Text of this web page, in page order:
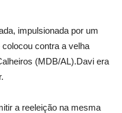
impulsionada por um
contra a velha
(MDB/AL).Davi era
a reeleição na mesma